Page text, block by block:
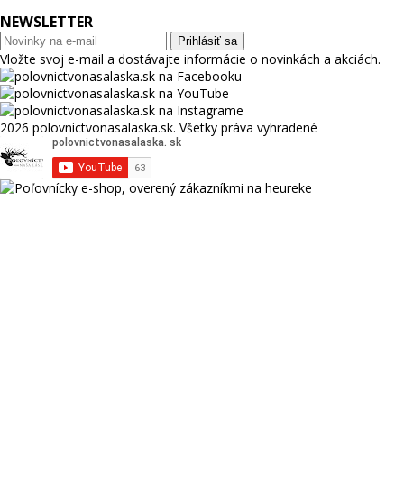
NEWSLETTER
Prihlásiť sa
Vložte svoj e-mail a dostávajte informácie o novinkách a akciách.
2026 polovnictvonasalaska.sk. Všetky práva vyhradené